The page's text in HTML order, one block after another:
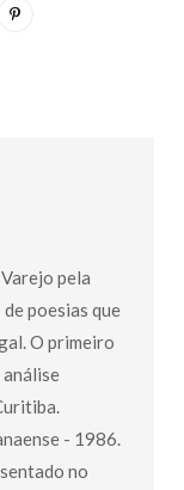
pela
poesias que
O primeiro
- 1986.
no